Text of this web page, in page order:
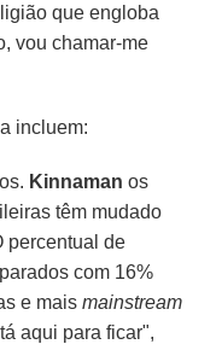
que engloba
vou chamar-me
incluem:
Kinnaman os
têm mudado
percentual de
com 16%
e maismainstream
aqui para ficar",